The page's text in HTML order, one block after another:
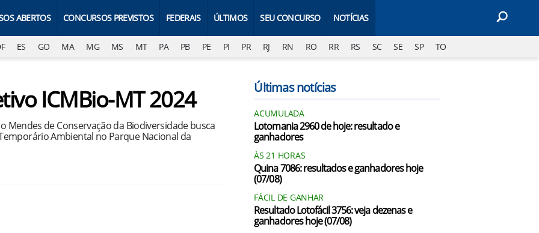
ABERTOS CONCURSOS PREVISTOS FEDERAIS ÚLTIMOS SEU CONCURSO NOTÍCIAS
ES GO MA MG MS MT PA PB PE PI PR RJ RN RO RR RS SC SE SP TO
ICMBio-MT 2024
Mendes de Conservação da Biodiversidade busca
Ambiental no Parque Nacional da
Últimas notícias
ACUMULADA
Lotomania 2960 de hoje: resultado e
ganhadores
ÀS 21 HORAS
Quina 7086: resultados e ganhadores hoje
(07/08)
FÁCIL DE GANHAR
Resultado Lotofácil 3756: veja dezenas e
ganhadores hoje (07/08)